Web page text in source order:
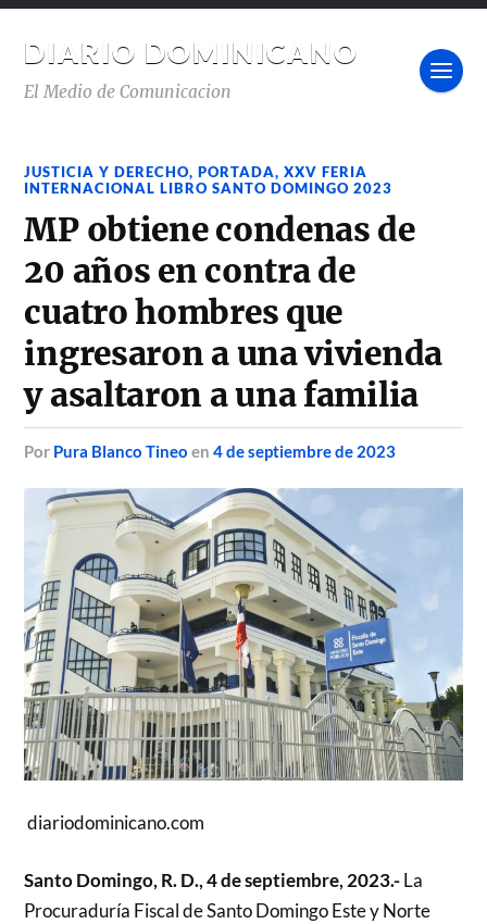
DIARIO DOMINICANO
El Medio de Comunicacion
JUSTICIA Y DERECHO,PORTADA,XXV FERIA
INTERNACIONAL LIBRO SANTO DOMINGO 2023
MP obtiene condenas de
20 años en contra de
cuatro hombres que
ingresaron a una vivienda
y asaltaron a una familia
por Pura Blanco Tineo en4 de septiembre de 2023
diariodominicano.com
Santo Domingo, R. D., 4 de septiembre, 2023.-La
Procuraduría Fiscal de Santo Domingo Este y Norte